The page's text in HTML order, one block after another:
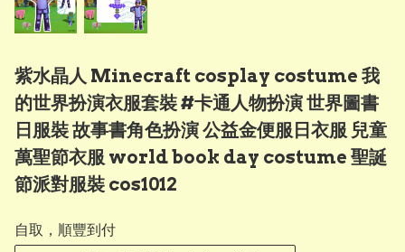
紫水晶人 Minecraft cosplay costume 我
的世界扮演衣服套裝 #卡通人物扮演 世界圖書
日服裝 故事書角色扮演 公益金便服日衣服 兒童
萬聖節衣服 world book day costume 聖誕
節派對服裝 cos1012
自取，順豐到付